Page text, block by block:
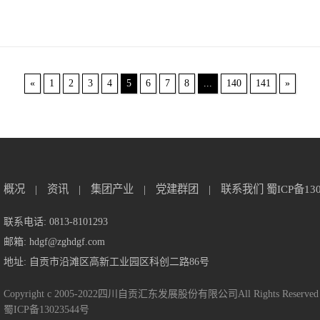
« 1 2 3 4 5 6 7 8 ... 140 141 »
概况 | 资讯 | 集团产业 | 党建群团 | 联系我们 蜀ICP备
联系电话: 0813-8101293
邮箱: hdgf@zghdgf.com
地址: 自贡市沿滩区高新工业园区科创二路86号
Copyright c 2005-2022四川自贡汇东发展股份有限公司All Rights Reserved
蜀ICP备13023544号